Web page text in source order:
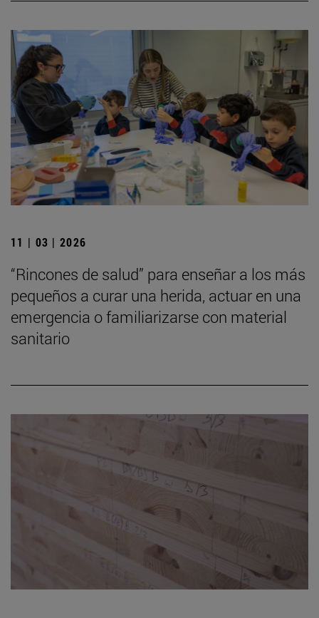
11 | 03 | 2026
“Rincones de salud” para enseñar a los más
pequeños a curar una herida, actuar en una
emergencia o familiarizarse con material
sanitario